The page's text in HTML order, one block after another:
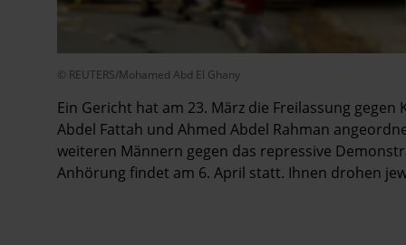
© REUTERS/Mohamed Abd El Ghany
Ein Gericht hat am 23. März die Freilassung
Abdel Fattah und Ahmed Abdel Rahman
weiteren Männern gegen das repressive
Anhörung findet am 6. April statt. Ihnen drohen